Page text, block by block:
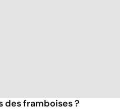
des framboises ?